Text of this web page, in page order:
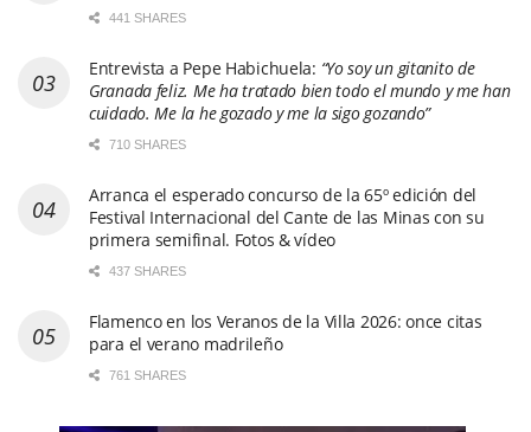
441 SHARES
Entrevista a Pepe Habichuela: “Yo soy un gitanito de
Granada feliz. Me ha tratado bien todo el mundo y me han
cuidado. Me la he gozado y me la sigo gozando”
710 SHARES
Arranca el esperado concurso de la 65º edición del
Festival Internacional del Cante de las Minas con su
primera semifinal. Fotos & vídeo
437 SHARES
Flamenco en los Veranos de la Villa 2026: once citas
para el verano madrileño
761 SHARES